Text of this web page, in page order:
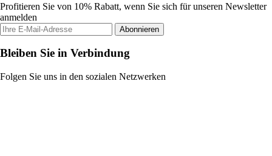
Profitieren Sie von 10% Rabatt, wenn Sie sich für unseren Newsletter
anmelden
Abonnieren
Bleiben Sie in Verbindung
Folgen Sie uns in den sozialen Netzwerken